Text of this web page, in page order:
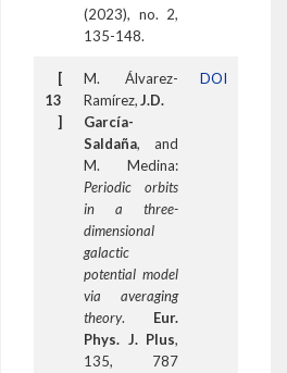
(2023), no. 2,
135-148.
[
13
]
M. Álvarez-
Ramírez,J.D.
García-
Saldaña, and
M. Medina:
Periodic orbits
in a three-
dimensional
galactic
potential model
via averaging
theory. Eur.
Phys. J. Plus,
135, 787
DOI